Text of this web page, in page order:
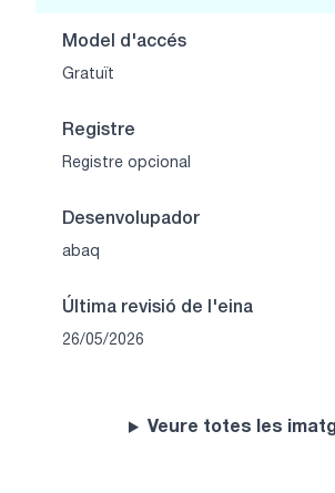
Model d'accés
Gratuït
Registre
Registre opcional
Desenvolupador
abaq
Última revisió de l'eina
26/05/2026
Veure totes les